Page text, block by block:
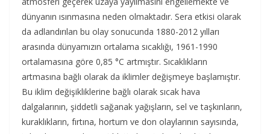
dünyanın ısınmasına neden olmaktadır. Sera etkisi olarak
da adlandırılan bu olay sonucunda 1880-2012 yılları
arasında dünyamızın ortalama sıcaklığı, 1961-1990
ortalamasına göre 0,85 °C artmıştır. Sıcaklıkların
artmasına bağlı olarak da iklimler değişmeye başlamıştır.
Bu iklim değişikliklerine bağlı olarak sıcak hava
dalgalarının, şiddetli sağanak yağışların, sel ve taşkınların,
kuraklıkların, fırtına, hortum ve don olaylarının sayısında,